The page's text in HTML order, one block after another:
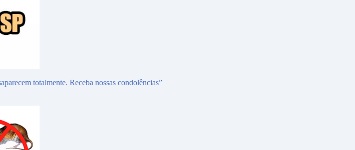
totalmente. Receba nossas condolências”